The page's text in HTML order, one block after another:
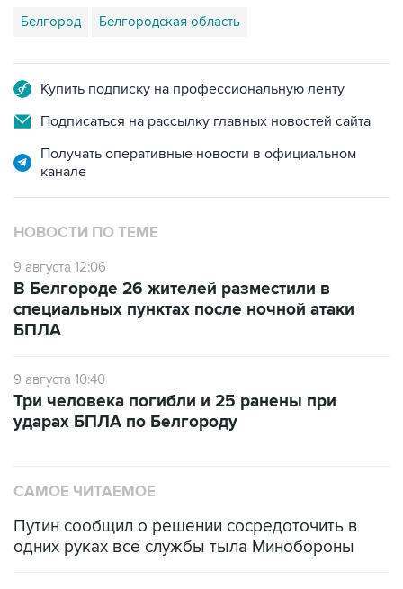
Белгород Белгородская область
Купить подписку на профессиональную ленту
Подписаться на рассылку главных новостей сайта
Получать оперативные новости в официальном
канале
НОВОСТИ ПО ТЕМЕ
9 августа 12:06
В Белгороде 26 жителей разместили в
специальных пунктах после ночной атаки
БПЛА
9 августа 10:40
Три человека погибли и 25 ранены при
ударах БПЛА по Белгороду
САМОЕ ЧИТАЕМОЕ
Путин сообщил о решении сосредоточить в
одних руках все службы тыла Минобороны